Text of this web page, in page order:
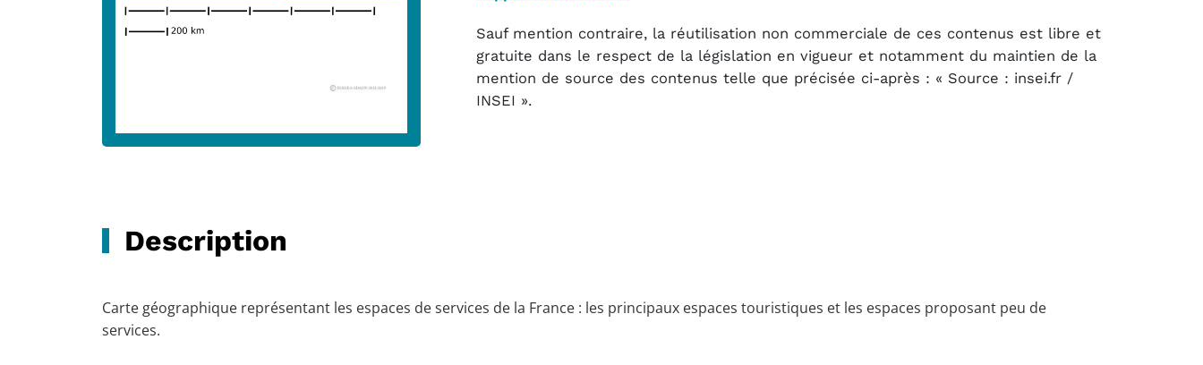
Sauf mention contraire, la réutilisation non commerciale de ces contenus est libre et
gratuite dans le respect de la législation en vigueur et notamment du maintien de la
mention de source des contenus telle que précisée ci-après : « Source : insei.fr /
INSEI ».
Description
Carte géographique représentant les espaces de services de la France : les principaux espaces touristiques et les espaces proposant peu de
services.